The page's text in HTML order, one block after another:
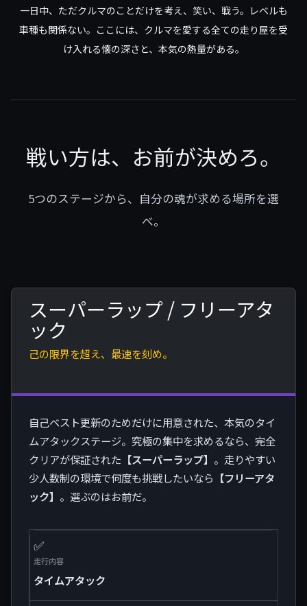
一日中、ただクルマのことだけを考え、笑い、戦う。レベルも
車種も関係ない。ここには、クルマを愛する全ての走り屋を受
け入れる懐の深さと、本気の熱量がある。
戦い方は、お前が決めろ。
5つのステージから、自分の魂が求める場所を選
べ。
スーパーラップ / フリーアタ
ック
己の限界を超え、最速を刻め。
自己ベスト更新のためだけに用意された、本気のタイ
ムアタックステージ。究極の集中を求めるなら、完全
クリアが保証された 【スーパーラップ】 。走りやすい
少人数制の環境で何度も挑戦したいなら 【フリーアタ
ック】 。選ぶのはお前だ。
✅
走行内容
タイムアタック